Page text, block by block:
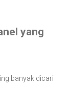
yang
banyak dicari